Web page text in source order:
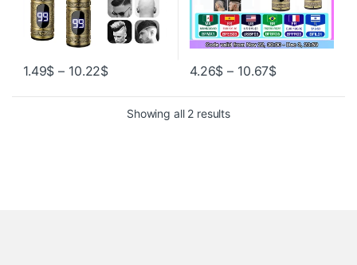
1.49$ – 10.22$ 4.26$ – 10.67$
Showing all 2 results